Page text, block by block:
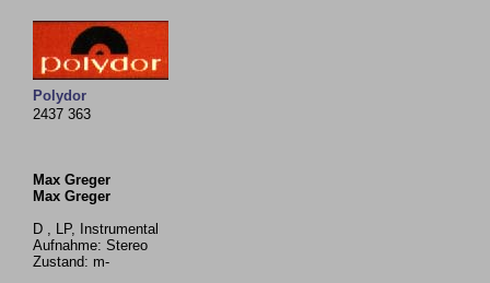
Polydor
2437 363
Max Greger
Max Greger
D , LP, Instrumental
Aufnahme: Stereo
Zustand: m-